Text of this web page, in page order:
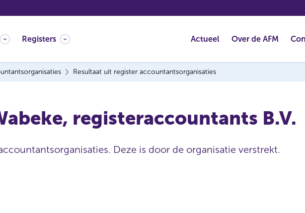
Registers Actueel Over de AFM
Resultaat uit register accountantsorganisaties
registeraccountants B.V.
Deze is door de organisatie verstrekt.